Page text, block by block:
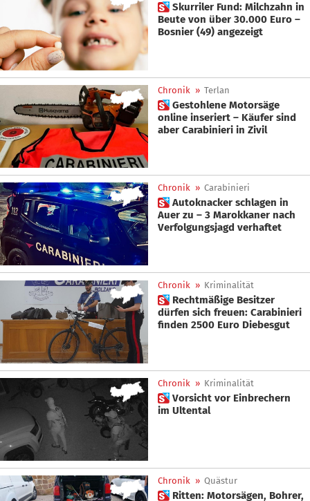
 Skurriler Fund: Milchzahn in
Beute von über 30.000 Euro –
Bosnier (49) angezeigt
Chronik » Terlan
 Gestohlene Motorsäge
online inseriert – Käufer sind
aber Carabinieri in Zivil
Chronik » Carabinieri
 Autoknacker schlagen in
Auer zu – 3 Marokkaner nach
Verfolgungsjagd verhaftet
Chronik » Kriminalität
 Rechtmäßige Besitzer
dürfen sich freuen: Carabinieri
finden 2500 Euro Diebesgut
Chronik » Kriminalität
 Vorsicht vor Einbrechern
im Ultental
Chronik » Quästur
 Ritten: Motorsägen, Bohrer,